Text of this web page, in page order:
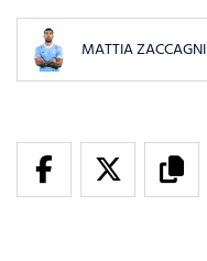
MATTIA ZACCAGNI